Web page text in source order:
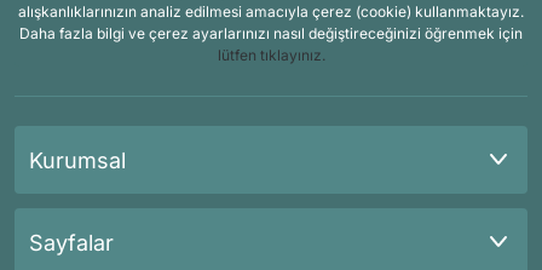
alışkanlıklarınızın analiz edilmesi amacıyla çerez (cookie) kullanmaktayız.
Daha fazla bilgi ve çerez ayarlarınızı nasıl değiştireceğinizi öğrenmek için
lütfen tıklayınız.
Kurumsal
Sayfalar